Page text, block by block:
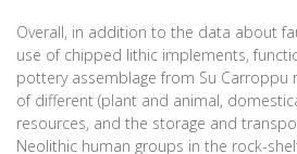
Overall, in addition to the data about
use of chipped lithic implements,
pottery assemblage from Su Carroppu
of different (plant and animal,
resources, and the storage and
Neolithic human groups in the rock-